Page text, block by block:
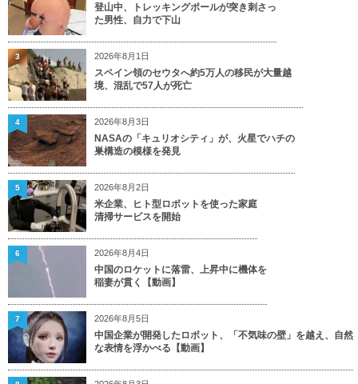
登山中、トレッキングポールが突き刺さっ
た男性、自力で下山
2026年8月1日
スペイン領のセウタへ約5万人の移民が大量越
境、混乱で57人が死亡
3
2026年8月3日
NASAの「キュリオシティ」が、火星でハチの
巣構造の模様を発見
4
2026年8月2日
米企業、ヒト型ロボットを使った家庭
清掃サービスを開始
5
2026年8月4日
中国のロケットに落雷、上昇中に機体を
稲妻が貫く【動画】
6
2026年8月5日
中国企業が開発したロボット、「不気味の壁」を越え、自然
な表情を浮かべる【動画】
7